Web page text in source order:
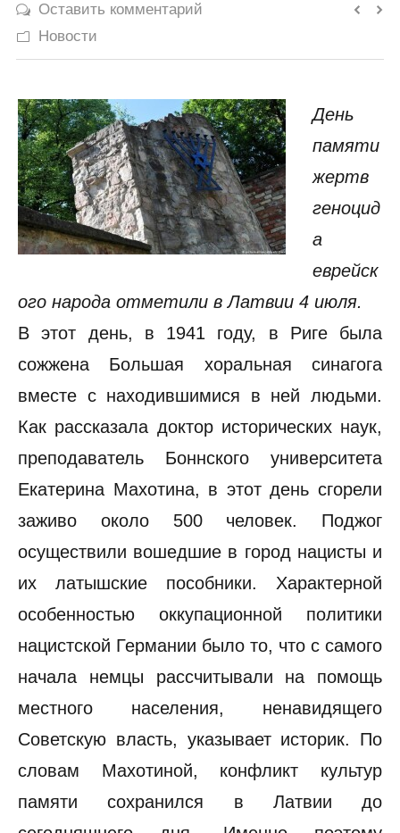
История
Юмор
Оставить комментарий
Новости
День
памяти
жертв
геноцид
а
еврейск
ого народа отметили в Латвии 4 июля.
В этот день, в 1941 году, в Риге была
сожжена Большая хоральная синагога
вместе с находившимися в ней людьми.
Как рассказала доктор исторических наук,
преподаватель Боннского университета
Екатерина Махотина, в этот день сгорели
заживо около 500 человек. Поджог
осуществили вошедшие в город нацисты и
их латышские пособники. Характерной
особенностью оккупационной политики
нацистской Германии было то, что с самого
начала немцы рассчитывали на помощь
местного населения, ненавидящего
Советскую власть, указывает историк. По
словам Махотиной, конфликт культур
памяти сохранился в Латвии до